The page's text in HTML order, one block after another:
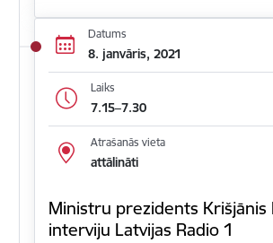
Datums
8. janvāris, 2021
Laiks
7.15–7.30
Atrašanās vieta
attālināti
Ministru prezidents Krišjānis
interviju Latvijas Radio 1